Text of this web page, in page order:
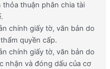
thuận phân chia tài
chính giấy tờ, văn bản do
quyền cấp.
chính giấy tờ, văn bản do
nhận và đóng dấu của cơ